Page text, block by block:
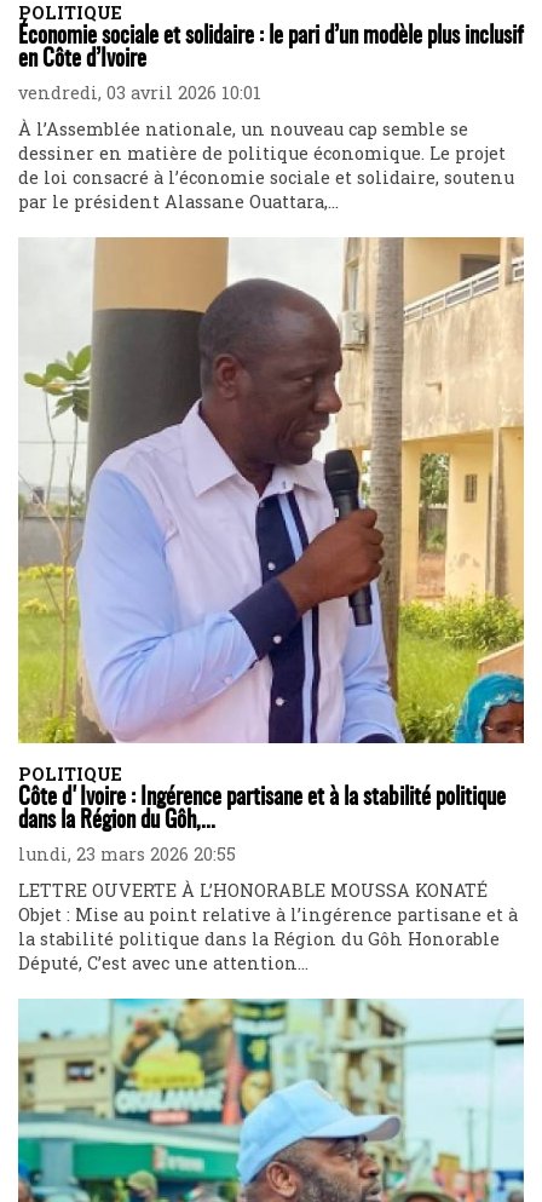
POLITIQUE
Économie sociale et solidaire : le pari d’un modèle plus inclusif
en Côte d’Ivoire
vendredi, 03 avril 2026 10:01
À l’Assemblée nationale, un nouveau cap semble se
dessiner en matière de politique économique. Le projet
de loi consacré à l’économie sociale et solidaire, soutenu
par le président Alassane Ouattara,...
POLITIQUE
Côte d'Ivoire : Ingérence partisane et à la stabilité politique
dans la Région du Gôh,...
lundi, 23 mars 2026 20:55
LETTRE OUVERTE À L’HONORABLE MOUSSA KONATÉ
Objet : Mise au point relative à l’ingérence partisane et à
la stabilité politique dans la Région du Gôh Honorable
Député, C’est avec une attention...